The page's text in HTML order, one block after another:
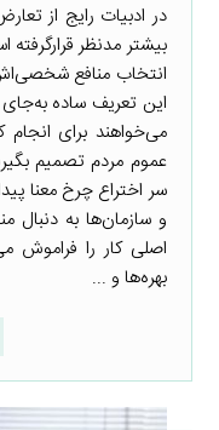
در ادبیات رایج از
بیشتر مدنظر
انتخاب منافع شخصی‌اش
این تعریف ساده به‌جای
می‌خواهند برای انجام
عموم مردم تصمیم
سر اختراع چرخ معنا
و سازمان‌ها به
اصلی کار را فراموش
بهره‌ها و ...